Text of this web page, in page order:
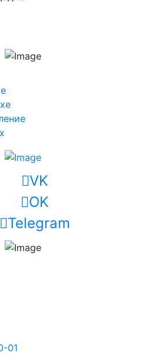
VK
OK
Telegram
01